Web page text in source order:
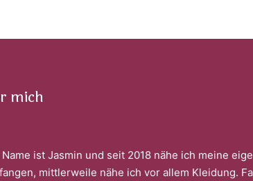
mich
ist Jasmin und seit 2018 nähe ich meine
mittlerweile nähe ich vor allem Kleidung.